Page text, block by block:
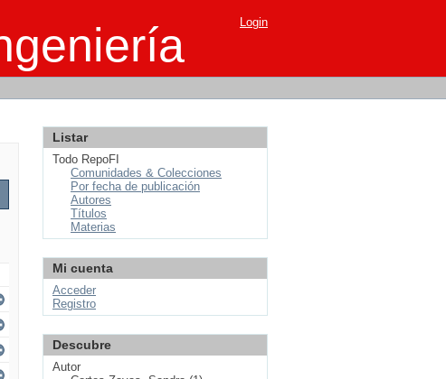
Login
Listar
Todo RepoFI
Comunidades & Colecciones
Por fecha de publicación
Autores
Títulos
Materias
Mi cuenta
Acceder
Registro
Descubre
Autor